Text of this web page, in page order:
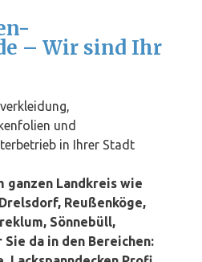
– Wir sind Ihr
und
in Ihrer Stadt
ganzen Landkreis wie
Reußenköge,
Sönnebüll,
da in den Bereichen: